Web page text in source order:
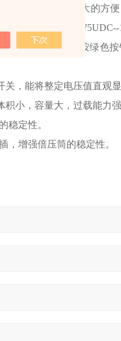
雷器测量带来极大的方
时、就按下
位上，并应立即按绿色
，能将整定电压值直观
小，容量大，过载能力
稳定性。
，增强倍压筒的稳定性。